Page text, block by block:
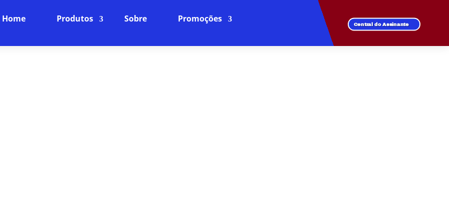
Home Produtos Sobre Promoções Central do Assinante